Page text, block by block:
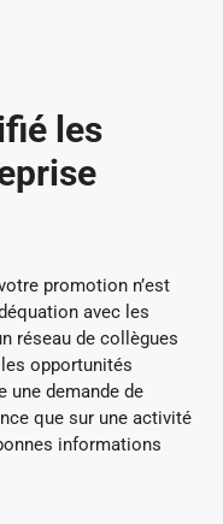
les
promotion n’est
avec les
réseau de collègues
opportunités
une demande de
que sur une activité
informations